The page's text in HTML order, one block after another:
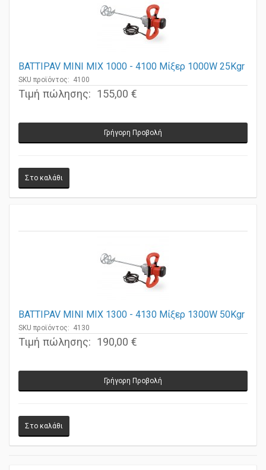
BATTIPAV MINI MIX 1000 - 4100 Μίξερ 1000W 25Kgr
SKU προϊόντος: 4100
Τιμή πώλησης: 155,00 €
BATTIPAV MINI MIX 1300 - 4130 Μίξερ 1300W 50Kgr
SKU προϊόντος: 4130
Τιμή πώλησης: 190,00 €